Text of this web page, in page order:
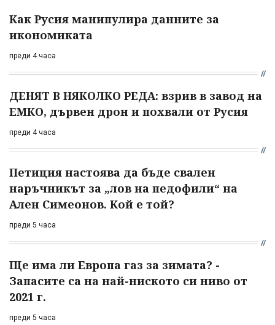
Как Русия манипулира данните за
икономиката
преди 4 часа
ДЕНЯТ В НЯКОЛКО РЕДА: взрив в завод на
ЕМКО, дървен дрон и похвали от Русия
преди 4 часа
Петиция настоява да бъде свален
наръчникът за „лов на педофили“ на
Ален Симеонов. Кой е той?
преди 5 часа
Ще има ли Европа газ за зимата? -
Запасите са на най-ниското си ниво от
2021 г.
преди 5 часа